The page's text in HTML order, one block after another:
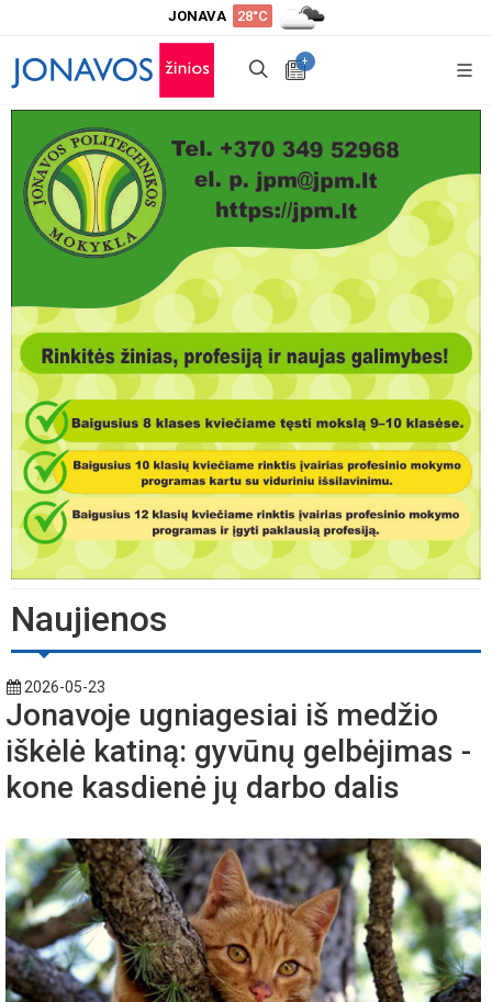
JONAVA 28°C
+
Naujienos
2026-05-23
Jonavoje ugniagesiai iš medžio
iškėlė katiną: gyvūnų gelbėjimas -
kone kasdienė jų darbo dalis